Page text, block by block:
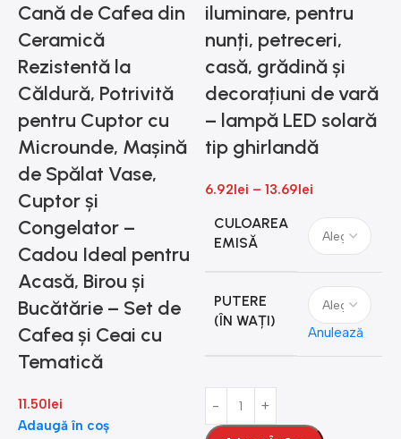
Cană de Cafea din
Ceramică
Rezistentă la
Căldură, Potrivită
pentru Cuptor cu
Microunde, Mașină
de Spălat Vase,
Cuptor și
Congelator –
Cadou Ideal pentru
Acasă, Birou și
Bucătărie – Set de
Cafea și Ceai cu
Tematică
11.50lei
Adaugă în coș
iluminare, pentru
nunți, petreceri,
casă, grădină și
decorațiuni de vară
– lampă LED solară
tip ghirlandă
6.92lei – 13.69lei
CULOAREA
EMISĂ
PUTERE
(ÎN WAȚI)
Anulează